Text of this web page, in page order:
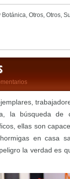
Botánica, Otros, Otros,
la búsqueda de
ellas son
en casa
la verdad es